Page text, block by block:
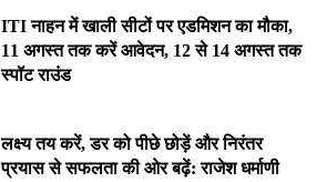
ITI नाहन में खाली सीटों पर एडमिशन का मौका,
11 अगस्त तक करें आवेदन, 12 से 14 अगस्त तक
स्पॉट राउंड
लक्ष्य तय करें, डर को पीछे छोड़ें और निरंतर
प्रयास से सफलता की ओर बढ़ें: राजेश धर्माणी